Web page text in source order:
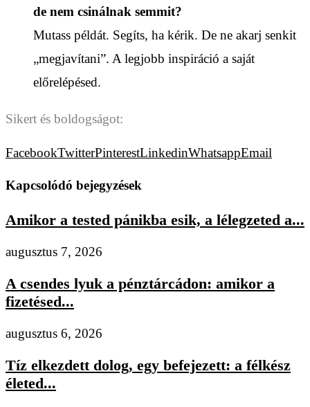
de nem csinálnak semmit?
Mutass példát. Segíts, ha kérik. De ne akarj senkit
„megjavítani”. A legjobb inspiráció a saját
előrelépésed.
Sikert és boldogságot:
FacebookTwitterPinterestLinkedinWhatsappEmail
Kapcsolódó bejegyzések
Amikor a tested pánikba esik, a lélegzeted a...
augusztus 7, 2026
A csendes lyuk a pénztárcádon: amikor a
fizetésed...
augusztus 6, 2026
Tíz elkezdett dolog, egy befejezett: a félkész
életed...